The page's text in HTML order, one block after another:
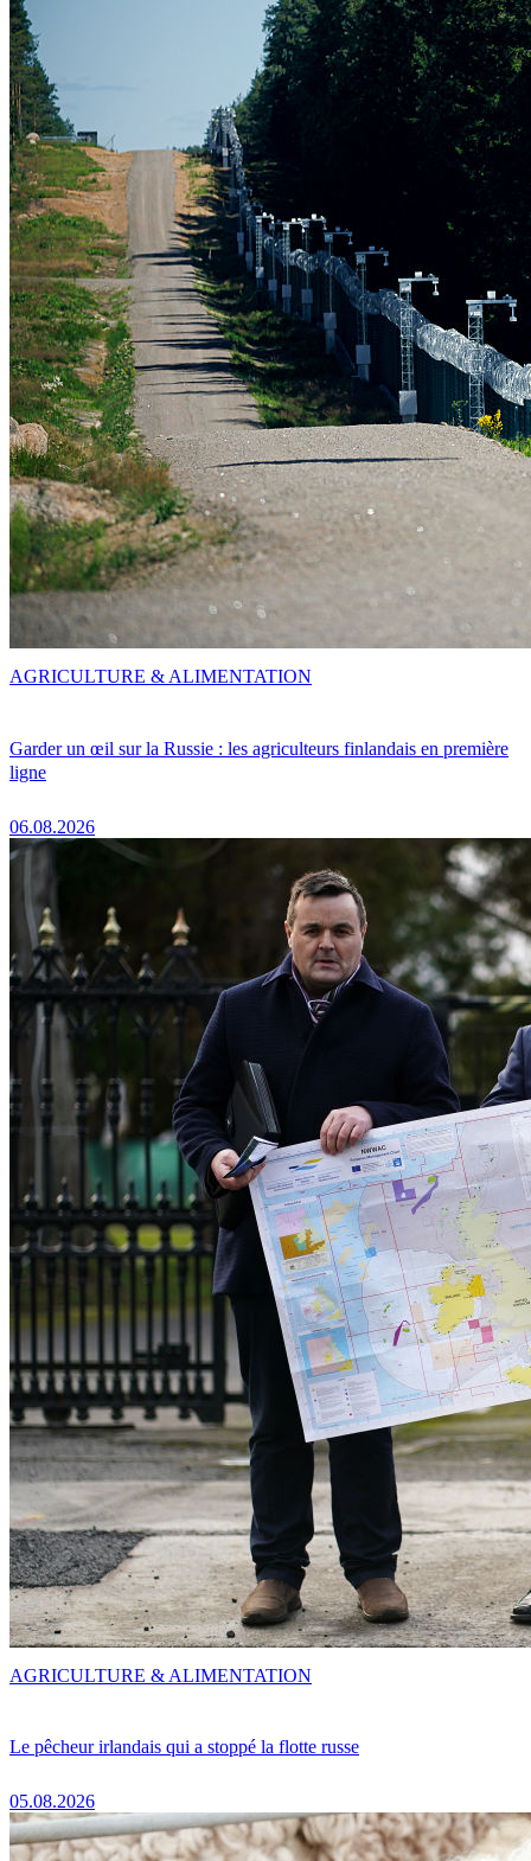
Garder un œil sur la Russie : les agriculteurs finlandais en première
ligne
06.08.2026
AGRICULTURE & ALIMENTATION
Le pêcheur irlandais qui a stoppé la flotte russe
05.08.2026
AGRICULTURE & ALIMENTATION